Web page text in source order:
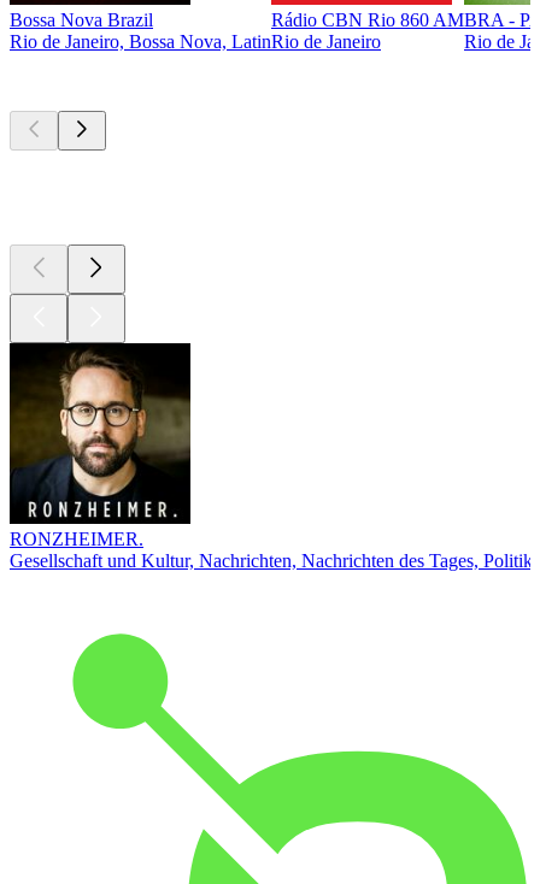
Bossa Nova Brazil
Rio de Janeiro, Bossa Nova, Latin
Rádio CBN Rio 860 AM
Rio de Janeiro
BRA -
Rio de
RONZHEIMER.
Gesellschaft und Kultur, Nachrichten, Nachrichten des Tages, Politik